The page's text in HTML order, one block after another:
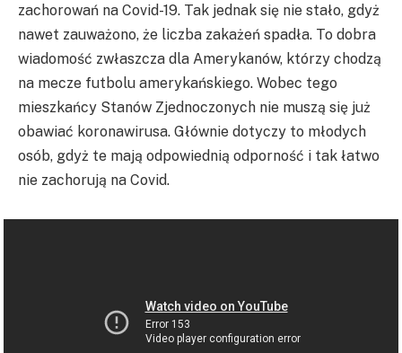
zachorowań na Covid-19. Tak jednak się nie stało, gdyż
nawet zauważono, że liczba zakażeń spadła. To dobra
wiadomość zwłaszcza dla Amerykanów, którzy chodzą
na mecze futbolu amerykańskiego. Wobec tego
mieszkańcy Stanów Zjednoczonych nie muszą się już
obawiać koronawirusa. Głównie dotyczy to młodych
osób, gdyż te mają odpowiednią odporność i tak łatwo
nie zachorują na Covid.